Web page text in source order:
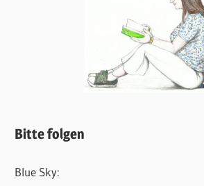
Bitte folgen
Blue Sky: